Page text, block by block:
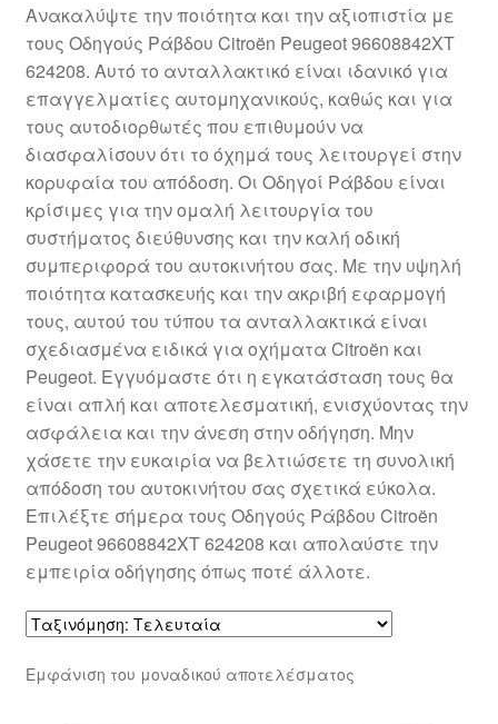
Μεταφορά
Ο λογαριασμός μου
Ολοκλήρωση αγοράς
Οροι και Προϋποθέσεις
Παγκόσμια αποστολή
Παράπονα
πληρωμές
Πολιτική Απορρήτου
Σχετικά με εμάς
Ανακαλύψτε την ποιότητα και την αξιοπιστία με
τους Οδηγούς Ράβδου Citroën Peugeot 96608842XT
624208. Αυτό το ανταλλακτικό είναι ιδανικό για
επαγγελματίες αυτομηχανικούς, καθώς και για
τους αυτοδιορθωτές που επιθυμούν να
διασφαλίσουν ότι το όχημά τους λειτουργεί στην
κορυφαία του απόδοση. Οι Οδηγοί Ράβδου είναι
κρίσιμες για την ομαλή λειτουργία του
συστήματος διεύθυνσης και την καλή οδική
συμπεριφορά του αυτοκινήτου σας. Με την υψηλή
ποιότητα κατασκευής και την ακριβή εφαρμογή
τους, αυτού του τύπου τα ανταλλακτικά είναι
σχεδιασμένα ειδικά για οχήματα Citroën και
Peugeot. Εγγυόμαστε ότι η εγκατάσταση τους θα
είναι απλή και αποτελεσματική, ενισχύοντας την
ασφάλεια και την άνεση στην οδήγηση. Μην
χάσετε την ευκαιρία να βελτιώσετε τη συνολική
απόδοση του αυτοκινήτου σας σχετικά εύκολα.
Επιλέξτε σήμερα τους Οδηγούς Ράβδου Citroën
Peugeot 96608842XT 624208 και απολαύστε την
εμπειρία οδήγησης όπως ποτέ άλλοτε.
Εμφάνιση του μοναδικού αποτελέσματος